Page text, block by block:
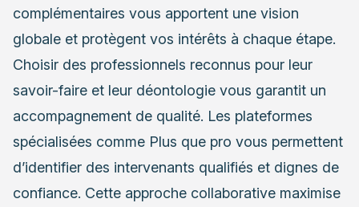
complémentaires vous apportent une vision
globale et protègent vos intérêts à chaque étape.
Choisir des professionnels reconnus pour leur
savoir-faire et leur déontologie vous garantit un
accompagnement de qualité. Les plateformes
spécialisées comme Plus que pro vous permettent
d’identifier des intervenants qualifiés et dignes de
confiance. Cette approche collaborative maximise